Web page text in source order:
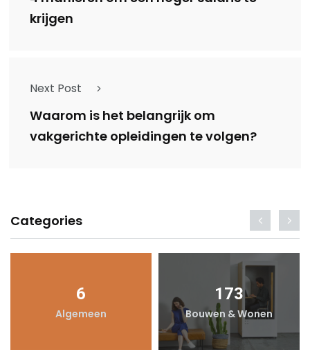
krijgen
Next Post
Waarom is het belangrijk om
vakgerichte opleidingen te volgen?
Categories
6
Algemeen
173
Bouwen & Wonen